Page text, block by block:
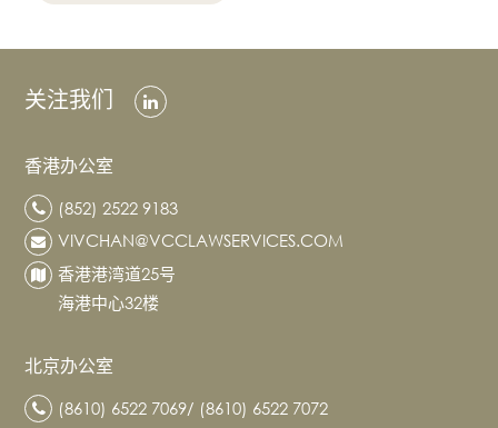
关注我们
香港办公室
(852) 2522 9183
VIVCHAN@VCCLAWSERVICES.COM
香港港湾道25号
海港中心32楼
北京办公室
(8610) 6522 7069/ (8610) 6522 7072